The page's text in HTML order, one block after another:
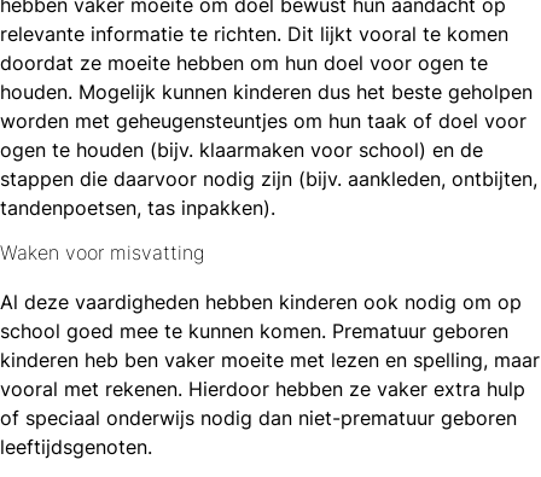
hebben vaker moeite om doel bewust hun aandacht op
relevante informatie te richten. Dit lijkt vooral te komen
doordat ze moeite hebben om hun doel voor ogen te
houden. Mogelijk kunnen kinderen dus het beste geholpen
worden met geheugensteuntjes om hun taak of doel voor
ogen te houden (bijv. klaarmaken voor school) en de
stappen die daarvoor nodig zijn (bijv. aankleden, ontbijten,
tandenpoetsen, tas inpakken).
Waken voor misvatting
Al deze vaardigheden hebben kinderen ook nodig om op
school goed mee te kunnen komen. Prematuur geboren
kinderen heb ben vaker moeite met lezen en spelling, maar
vooral met rekenen. Hierdoor hebben ze vaker extra hulp
of speciaal onderwijs nodig dan niet-prematuur geboren
leeftijdsgenoten.